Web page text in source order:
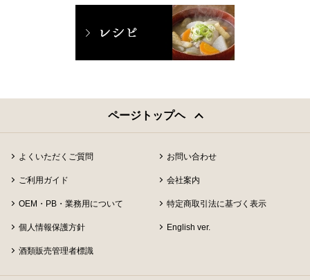
ページトップヘ
よくいただくご質問 お問い合わせ
ご利用ガイド 会社案内
OEM・PB・業務用について 特定商取引法に基づく表示
個人情報保護方針 English ver.
酒類販売管理者標識